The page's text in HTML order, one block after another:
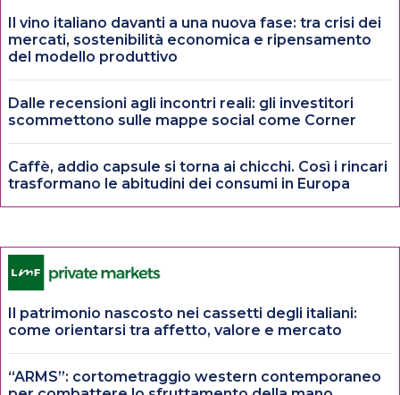
Il vino italiano davanti a una nuova fase: tra crisi dei
mercati, sostenibilità economica e ripensamento
del modello produttivo
Dalle recensioni agli incontri reali: gli investitori
scommettono sulle mappe social come Corner
Caffè, addio capsule si torna ai chicchi. Così i rincari
trasformano le abitudini dei consumi in Europa
Il patrimonio nascosto nei cassetti degli italiani:
come orientarsi tra affetto, valore e mercato
“ARMS”: cortometraggio western contemporaneo